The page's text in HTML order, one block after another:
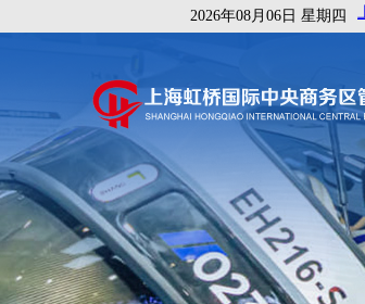
2026年08月06日 星期四